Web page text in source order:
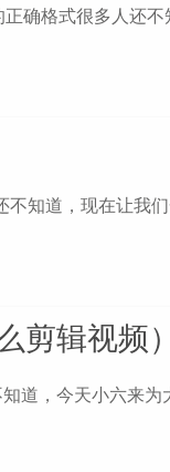
确格式很多人还不
不知道，现在让我
辑视频）
道，今天小六来为